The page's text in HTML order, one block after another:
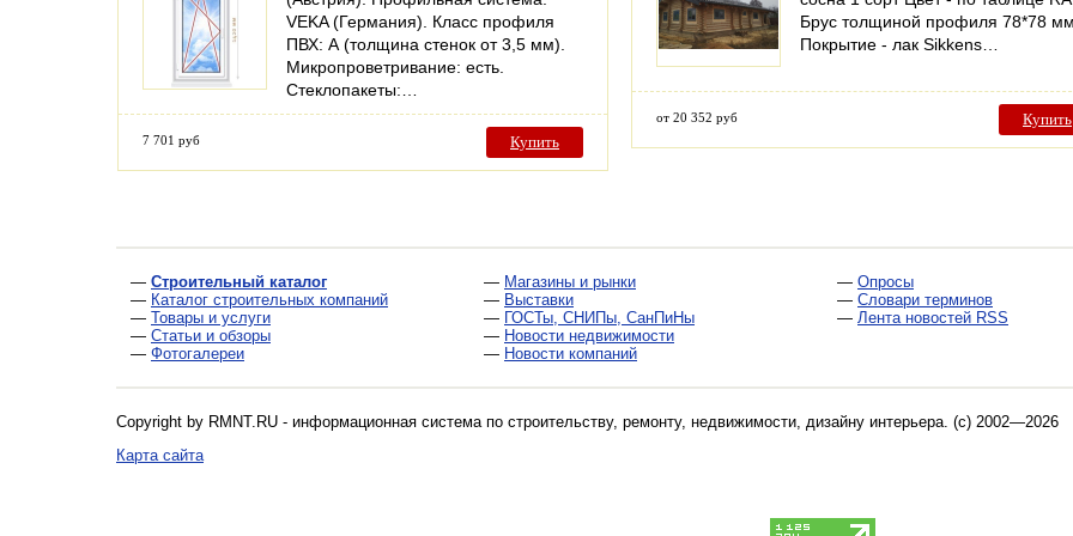
VEKA (Германия). Класс профиля
ПВХ: А (толщина стенок от 3,5 мм).
Микропроветривание: есть.
Стеклопакеты:…
7 701 руб Купить
Брус толщиной профиля 78*78
Покрытие - лак Sikkens…
от 20 352 руб Купить
— Строительный каталог
— Каталог строительных компаний
— Товары и услуги
— Статьи и обзоры
— Фотогалереи
— Магазины и рынки
— Выставки
— ГОСТы, СНИПы, СанПиНы
— Новости недвижимости
— Новости компаний
— Опросы
— Словари терминов
— Лента новостей RSS
Copyright by RMNT.RU - информационная система по строительству, ремонту, недвижимости, дизайну интерьера. (c) 2002—2026
Карта сайта